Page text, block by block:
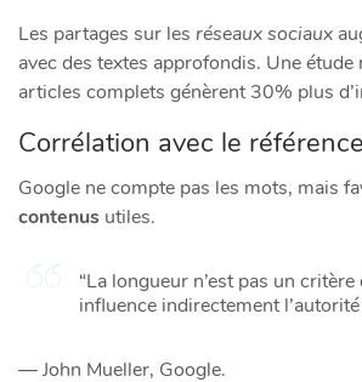
Les partages sur les réseaux sociaux
avec des textes approfondis. Une étude
articles complets génèrent 30% plus
Corrélation avec le
Google ne compte pas les mots, mais
contenus utiles.
“La longueur n’est pas un
influence indirectement
— John Mueller, Google.